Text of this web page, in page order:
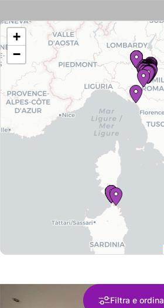
gliimmobili
+
−
Filtra e ordina